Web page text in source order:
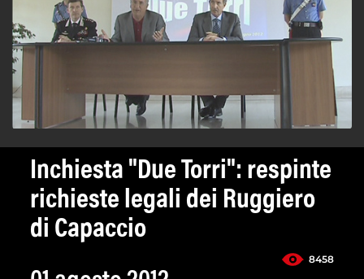
Inchiesta "Due Torri": respinte
richieste legali dei Ruggiero
di Capaccio
8458